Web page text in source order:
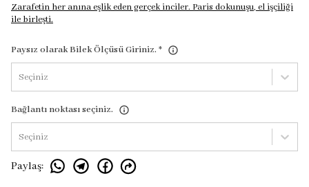
Zarafetin her anına eşlik eden gerçek inciler. Paris dokunuşu, el işçiliği
ile birleşti.
Paysız olarak Bilek Ölçüsü Giriniz. *
Seçiniz
Bağlantı noktası seçiniz.
Seçiniz
Paylaş: